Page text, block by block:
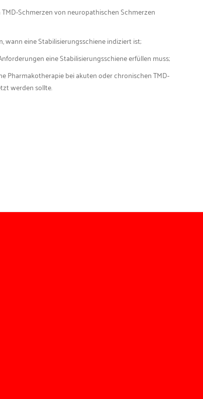
TMD-Schmerzen von neuropathischen Schmerzen
wann eine Stabilisierungsschiene indiziert ist;
eine Stabilisierungsschiene erfüllen muss;
Pharmakotherapie bei akuten oder chronischen TMD-
werden sollte.